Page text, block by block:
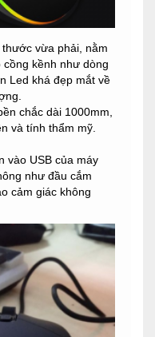
vừa phải, nằm
kềnh như dòng
Led khá đẹp mắt về
chắc dài 1000mm,
và tính thẩm mỹ.
vào USB của máy
như đầu cắm
cảm giác không